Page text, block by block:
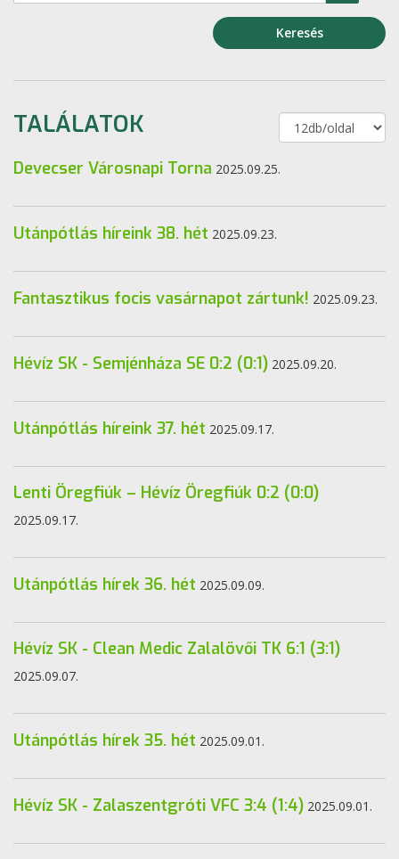
Keresés
TALÁLATOK
Devecser Városnapi Torna 2025.09.25.
Utánpótlás híreink 38. hét 2025.09.23.
Fantasztikus focis vasárnapot zártunk! 2025.09.23.
Hévíz SK - Semjénháza SE 0:2 (0:1) 2025.09.20.
Utánpótlás híreink 37. hét 2025.09.17.
Lenti Öregfiúk – Hévíz Öregfiúk 0:2 (0:0)
2025.09.17.
Utánpótlás hírek 36. hét 2025.09.09.
Hévíz SK - Clean Medic Zalalövői TK 6:1 (3:1)
2025.09.07.
Utánpótlás hírek 35. hét 2025.09.01.
Hévíz SK - Zalaszentgróti VFC 3:4 (1:4) 2025.09.01.